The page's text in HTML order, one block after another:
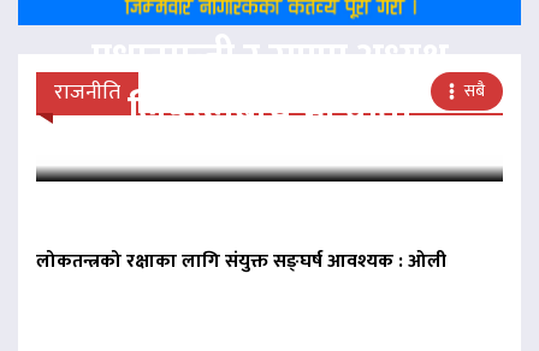
राजनीति सबै
प्रधानमन्त्री र राप्रपा अध्यक्ष
लिङदेनबीच भेटवार्ता
लोकतन्त्रको रक्षाका लागि संयुक्त सङ्घर्ष आवश्यक : ओली